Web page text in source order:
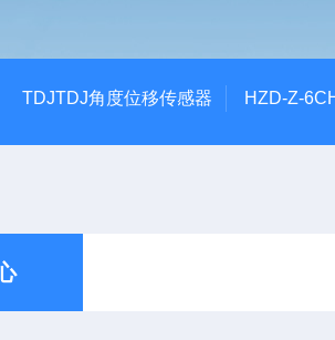
TDJTDJ角度位移传感器 HZD-Z-